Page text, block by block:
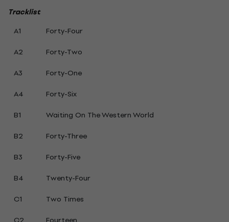
Tracklist
A1
Forty-Four
A2
Forty-Two
A3
Forty-One
A4
Forty-Six
B1
Waiting On The Western World
B2
Forty-Three
B3
Forty-Five
B4
Twenty-Four
C1
Two Times